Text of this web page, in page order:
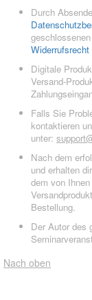
Durch
Digitale
Versand-
Falls Sie
kontaktieren
unter:
Nach dem
und erhalten
dem von
Bestellung.
Der Autor des
Nach oben